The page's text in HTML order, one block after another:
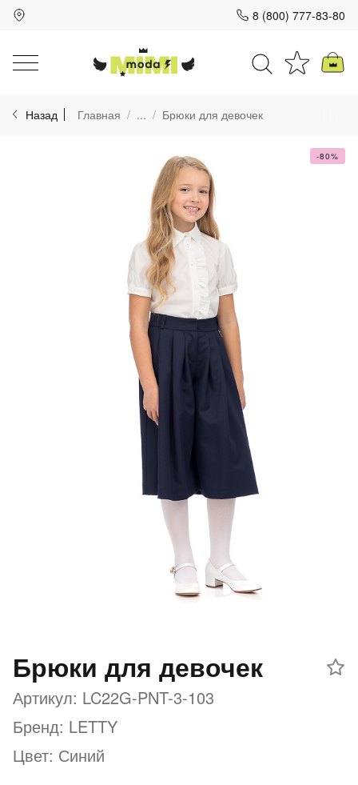
8 (800) 777-83-80
Назад Главная ... Брюки для девочек
-80%
Брюки для девочек
Артикул: LC22G-PNT-3-103
Бренд: LETTY
Цвет: Синий
Для клиентов всех банков
Разбейте
на части
без переплат
График платежей
Добавляйте товары
Оплачивайте сегодня только
выбранный способом
Подробнее
об оплате Плайтом